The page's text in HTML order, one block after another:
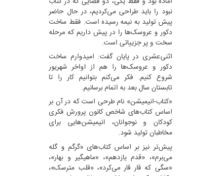
نبود را باید طراحی می‌کردیم، در حال حاضر
پیش تولید به نیمه رسیده است. فقط ساخت
دکور و عروسک‌ها را در پیش داریم که مرحله
سخت و پر جزییاتی است.
اثنی‌عشری در پایان گفت: امیدوارم ساخت
دکور و عروسک‌ها را هم از اواخر شهریور
شروع کنیم. فکر می‌کنم بتوانیم کار را تا
تابستان سال بعد به اتمام برسانیم.
«کتاب-انیمیشن» نام طرحی است که در آن بر
اساس کتاب‌های شاخص کانون پرورش فکری
کودکان و نوجوانان، انیمیشن‌هایی برای
مخاطبان تولید ‌شود.
پیش‌تر نیز بر اساس کتاب‌های «گرگم و گله
می‌برم»، «قدم یازدهم»، «ماهیگیر و بهار»،
«سگی که قار قار می‌کرد»، «قلب مترسک»،